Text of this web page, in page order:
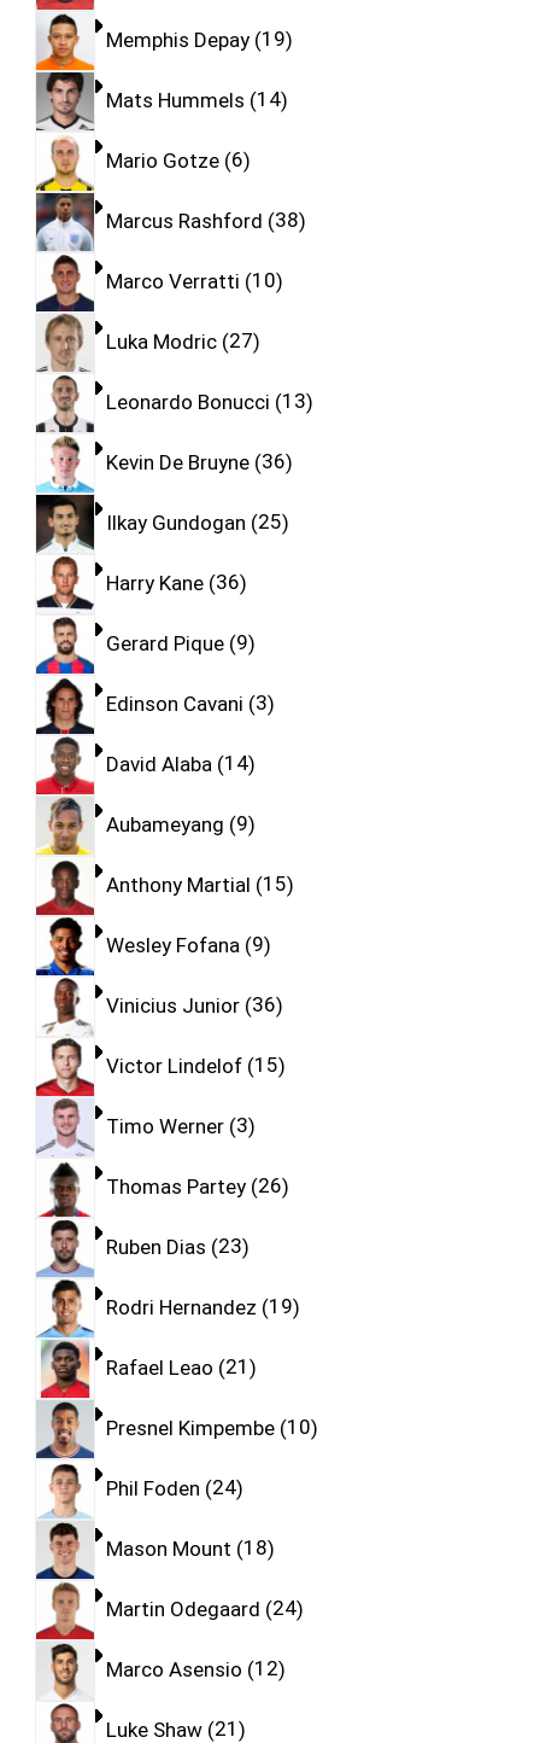
Memphis Depay 19
Mats Hummels 14
Mario Gotze 6
Marcus Rashford 38
Marco Verratti 10
Luka Modric 27
Leonardo Bonucci 13
Kevin De Bruyne 36
Ilkay Gundogan 25
Harry Kane 36
Gerard Pique 9
Edinson Cavani 3
David Alaba 14
Aubameyang 9
Anthony Martial 15
Wesley Fofana 9
Vinicius Junior 36
Victor Lindelof 15
Timo Werner 3
Thomas Partey 26
Ruben Dias 23
Rodri Hernandez 19
Rafael Leao 21
Presnel Kimpembe 10
Phil Foden 24
Mason Mount 18
Martin Odegaard 24
Marco Asensio 12
Luke Shaw 21